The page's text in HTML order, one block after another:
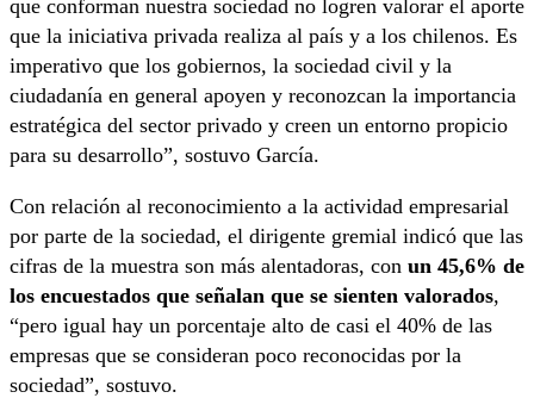
que conforman nuestra sociedad no logren valorar el aporte
que la iniciativa privada realiza al país y a los chilenos. Es
imperativo que los gobiernos, la sociedad civil y la
ciudadanía en general apoyen y reconozcan la importancia
estratégica del sector privado y creen un entorno propicio
para su desarrollo”, sostuvo García.
Con relación al reconocimiento a la actividad empresarial
por parte de la sociedad, el dirigente gremial indicó que las
cifras de la muestra son más alentadoras, con un 45,6% de
los encuestados que señalan que se sienten valorados,
“pero igual hay un porcentaje alto de casi el 40% de las
empresas que se consideran poco reconocidas por la
sociedad”, sostuvo.